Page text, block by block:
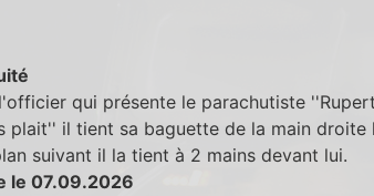
qui présente le parachutiste
plait'' il tient sa baguette de la main droite
suivant il la tient à 2 mains devant lui.
le 07.09.2026